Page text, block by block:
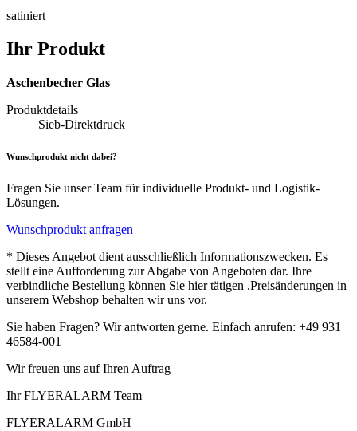
satiniert
Ihr Produkt
Aschenbecher Glas
Produktdetails
Sieb-Direktdruck
Wunschprodukt nicht dabei?
Fragen Sie unser Team für individuelle Produkt- und Logistik-
Lösungen.
Wunschprodukt anfragen
* Dieses Angebot dient ausschließlich Informationszwecken. Es
stellt eine Aufforderung zur Abgabe von Angeboten dar. Ihre
verbindliche Bestellung können Sie hier tätigen .Preisänderungen in
unserem Webshop behalten wir uns vor.
Sie haben Fragen? Wir antworten gerne. Einfach anrufen: +49 931
46584-001
Wir freuen uns auf Ihren Auftrag
Ihr FLYERALARM Team
FLYERALARM GmbH